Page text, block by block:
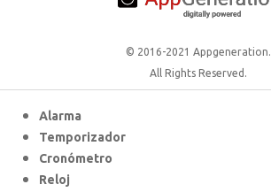
© 2016-2021 Appgeneration.
All Rights Reserved.
Alarma
Temporizador
Cronómetro
Reloj